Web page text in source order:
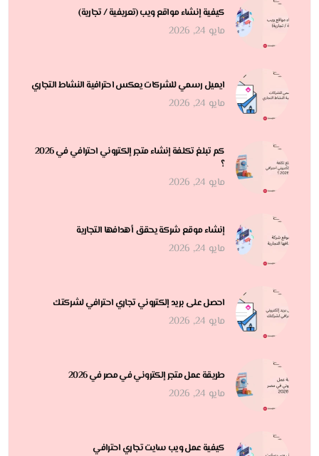
كيفية إنشاء مواقع ويب (تعريفية / تجارية)
مايو 24, 2026
ايميل رسمي للشركات يعكس احترافية النشاط التجاري
مايو 24, 2026
كم تبلغ تكلفة إنشاء متجر إلكتروني احترافي في 2026
؟
مايو 24, 2026
إنشاء موقع شركة يحقق أهدافها التجارية
مايو 24, 2026
احصل على بريد إلكتروني تجاري احترافي لشركتك
مايو 24, 2026
طريقة عمل متجر إلكتروني في مصر في 2026
مايو 24, 2026
كيفية عمل ويب سايت تجاري احترافي